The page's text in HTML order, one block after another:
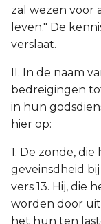
zal wezen voor
leven." De
verslaat.
II. In de naam
bedreigingen
in hun
hier op:
1. De zonde,
geveinsdheid
vers 13. Hij, die
worden door
het hun ten